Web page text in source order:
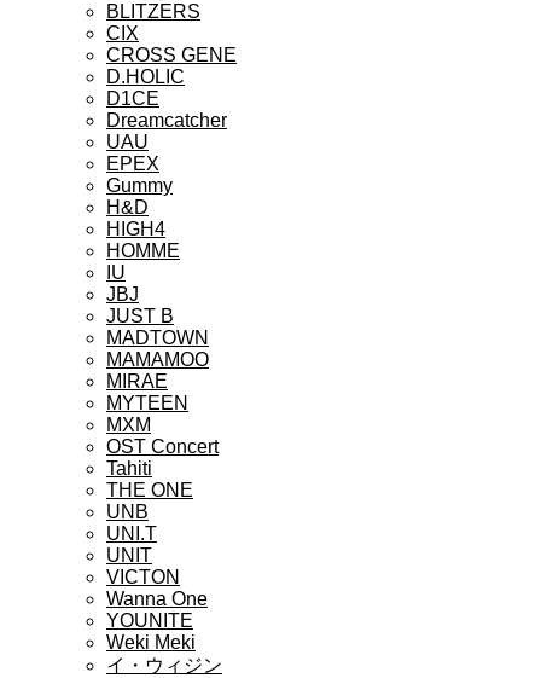
BLITZERS
CIX
CROSS GENE
D.HOLIC
D1CE
Dreamcatcher
UAU
EPEX
Gummy
H&D
HIGH4
HOMME
IU
JBJ
JUST B
MADTOWN
MAMAMOO
MIRAE
MYTEEN
MXM
OST Concert
Tahiti
THE ONE
UNB
UNI.T
UNIT
VICTON
Wanna One
YOUNITE
Weki Meki
イ・ウィジン